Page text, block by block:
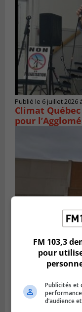
Publié le 6 juillet 2026
Climat
pour
Publié le 6 juillet 2026
Longueuil
valoriser des
FM 103,3
pour
Publicités et
d’audience